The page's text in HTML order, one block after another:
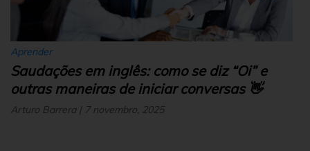
Aprender
Saudações em inglês: como se diz “Oi” e
outras maneiras de iniciar conversas 👋
Arturo Barrera | 7 novembro, 2025